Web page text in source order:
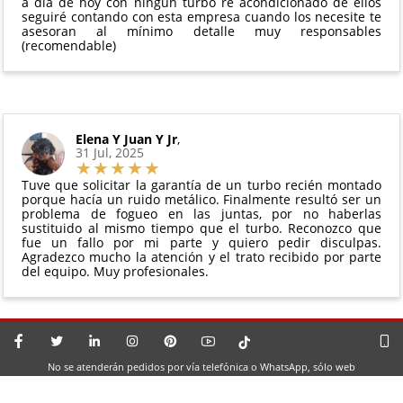
seguiré contando con esta empresa cuando los necesite te
asesoran al mínimo detalle muy responsables
(recomendable)
Elena Y Juan Y Jr,
31 Jul, 2025
Tuve que solicitar la garantía de un turbo recién montado
porque hacía un ruido metálico. Finalmente resultó ser un
problema de fogueo en las juntas, por no haberlas
sustituido al mismo tiempo que el turbo. Reconozco que
fue un fallo por mi parte y quiero pedir disculpas.
Agradezco mucho la atención y el trato recibido por parte
del equipo. Muy profesionales.
No se atenderán pedidos por vía telefónica o WhatsApp, sólo web